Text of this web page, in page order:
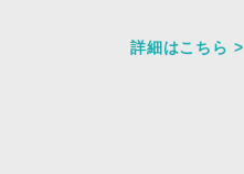
詳細はこちら >